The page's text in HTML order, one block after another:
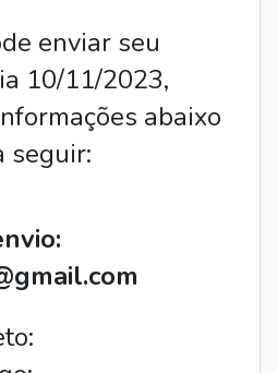
enviar seu
10/11/2023,
abaixo
seguir: